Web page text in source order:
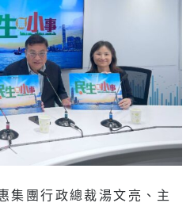
集團行政總裁湯文亮、主